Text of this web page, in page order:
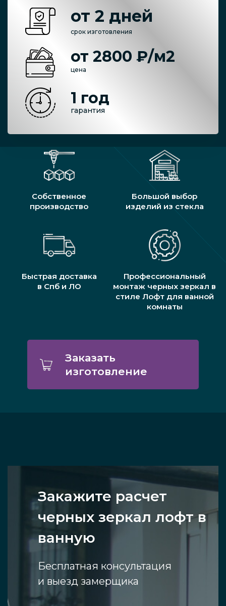
от 2 дней
срок изготовления
от 2800 ₽/м2
цена
1 год
гарантия
Собственное
производство
Большой выбор
изделий из стекла
Быстрая доставка
в Спб и ЛО
Профессиональный
монтаж черных зеркал в
стиле Лофт для ванной
комнаты
Заказать
изготовление
Закажите расчет
черных зеркал лофт в
ванную
Бесплатная консультация
и выезд замерщика